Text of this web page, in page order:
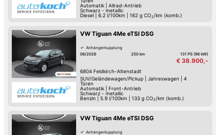
Automatik| Allrad-Antrieb
Schwarz - metallic
Diesel
6.2 l/100km 162 g CO2 /km (komb.)
VW Tiguan 4Me eTSI DSG
Anhängerkupplung
06/2026
250 km 131 PS (96 kW)
€ 38.900,-
6804 Feldkirch-Altenstadt
SUV/Geländewagen/Pickup| Jahreswagen
4
Türen
Automatik| Front-Antrieb
Schwarz - metallic
Benzin
5.9 l/100km 133 g CO2 /km (komb.)
VW Tiguan 4Me eTSI DSG
Anhängerkupplung